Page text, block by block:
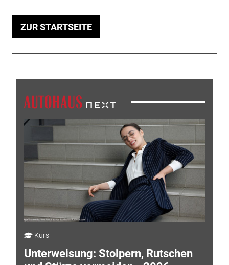
ZUR STARTSEITE
Kurs
Unterweisung: Stolpern, Rutschen